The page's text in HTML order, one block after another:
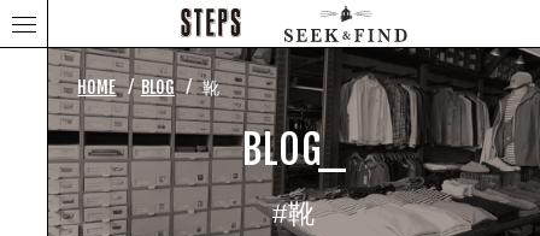
HOME ⁄ BLOG ⁄ 靴
BLOG_
#靴